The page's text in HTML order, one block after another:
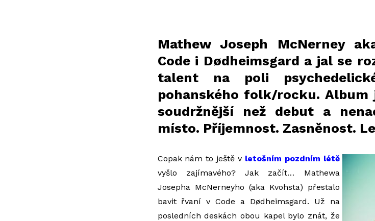
Mathew Joseph McNerney
Code i Dødheimsgard a jal se
talent na poli
pohanského folk/rocku. Album
soudržnější než debut a
místo. Příjemnost. Zasněnost.
Copak nám to ještě v letošním pozdním létě
vyšlo zajímavého? Jak začít… Mathewa
Josepha McNerneyho (aka Kvohsta) přestalo
bavit řvaní v Code a Dødheimsgard. Už na
posledních deskách obou kapel bylo znát, že